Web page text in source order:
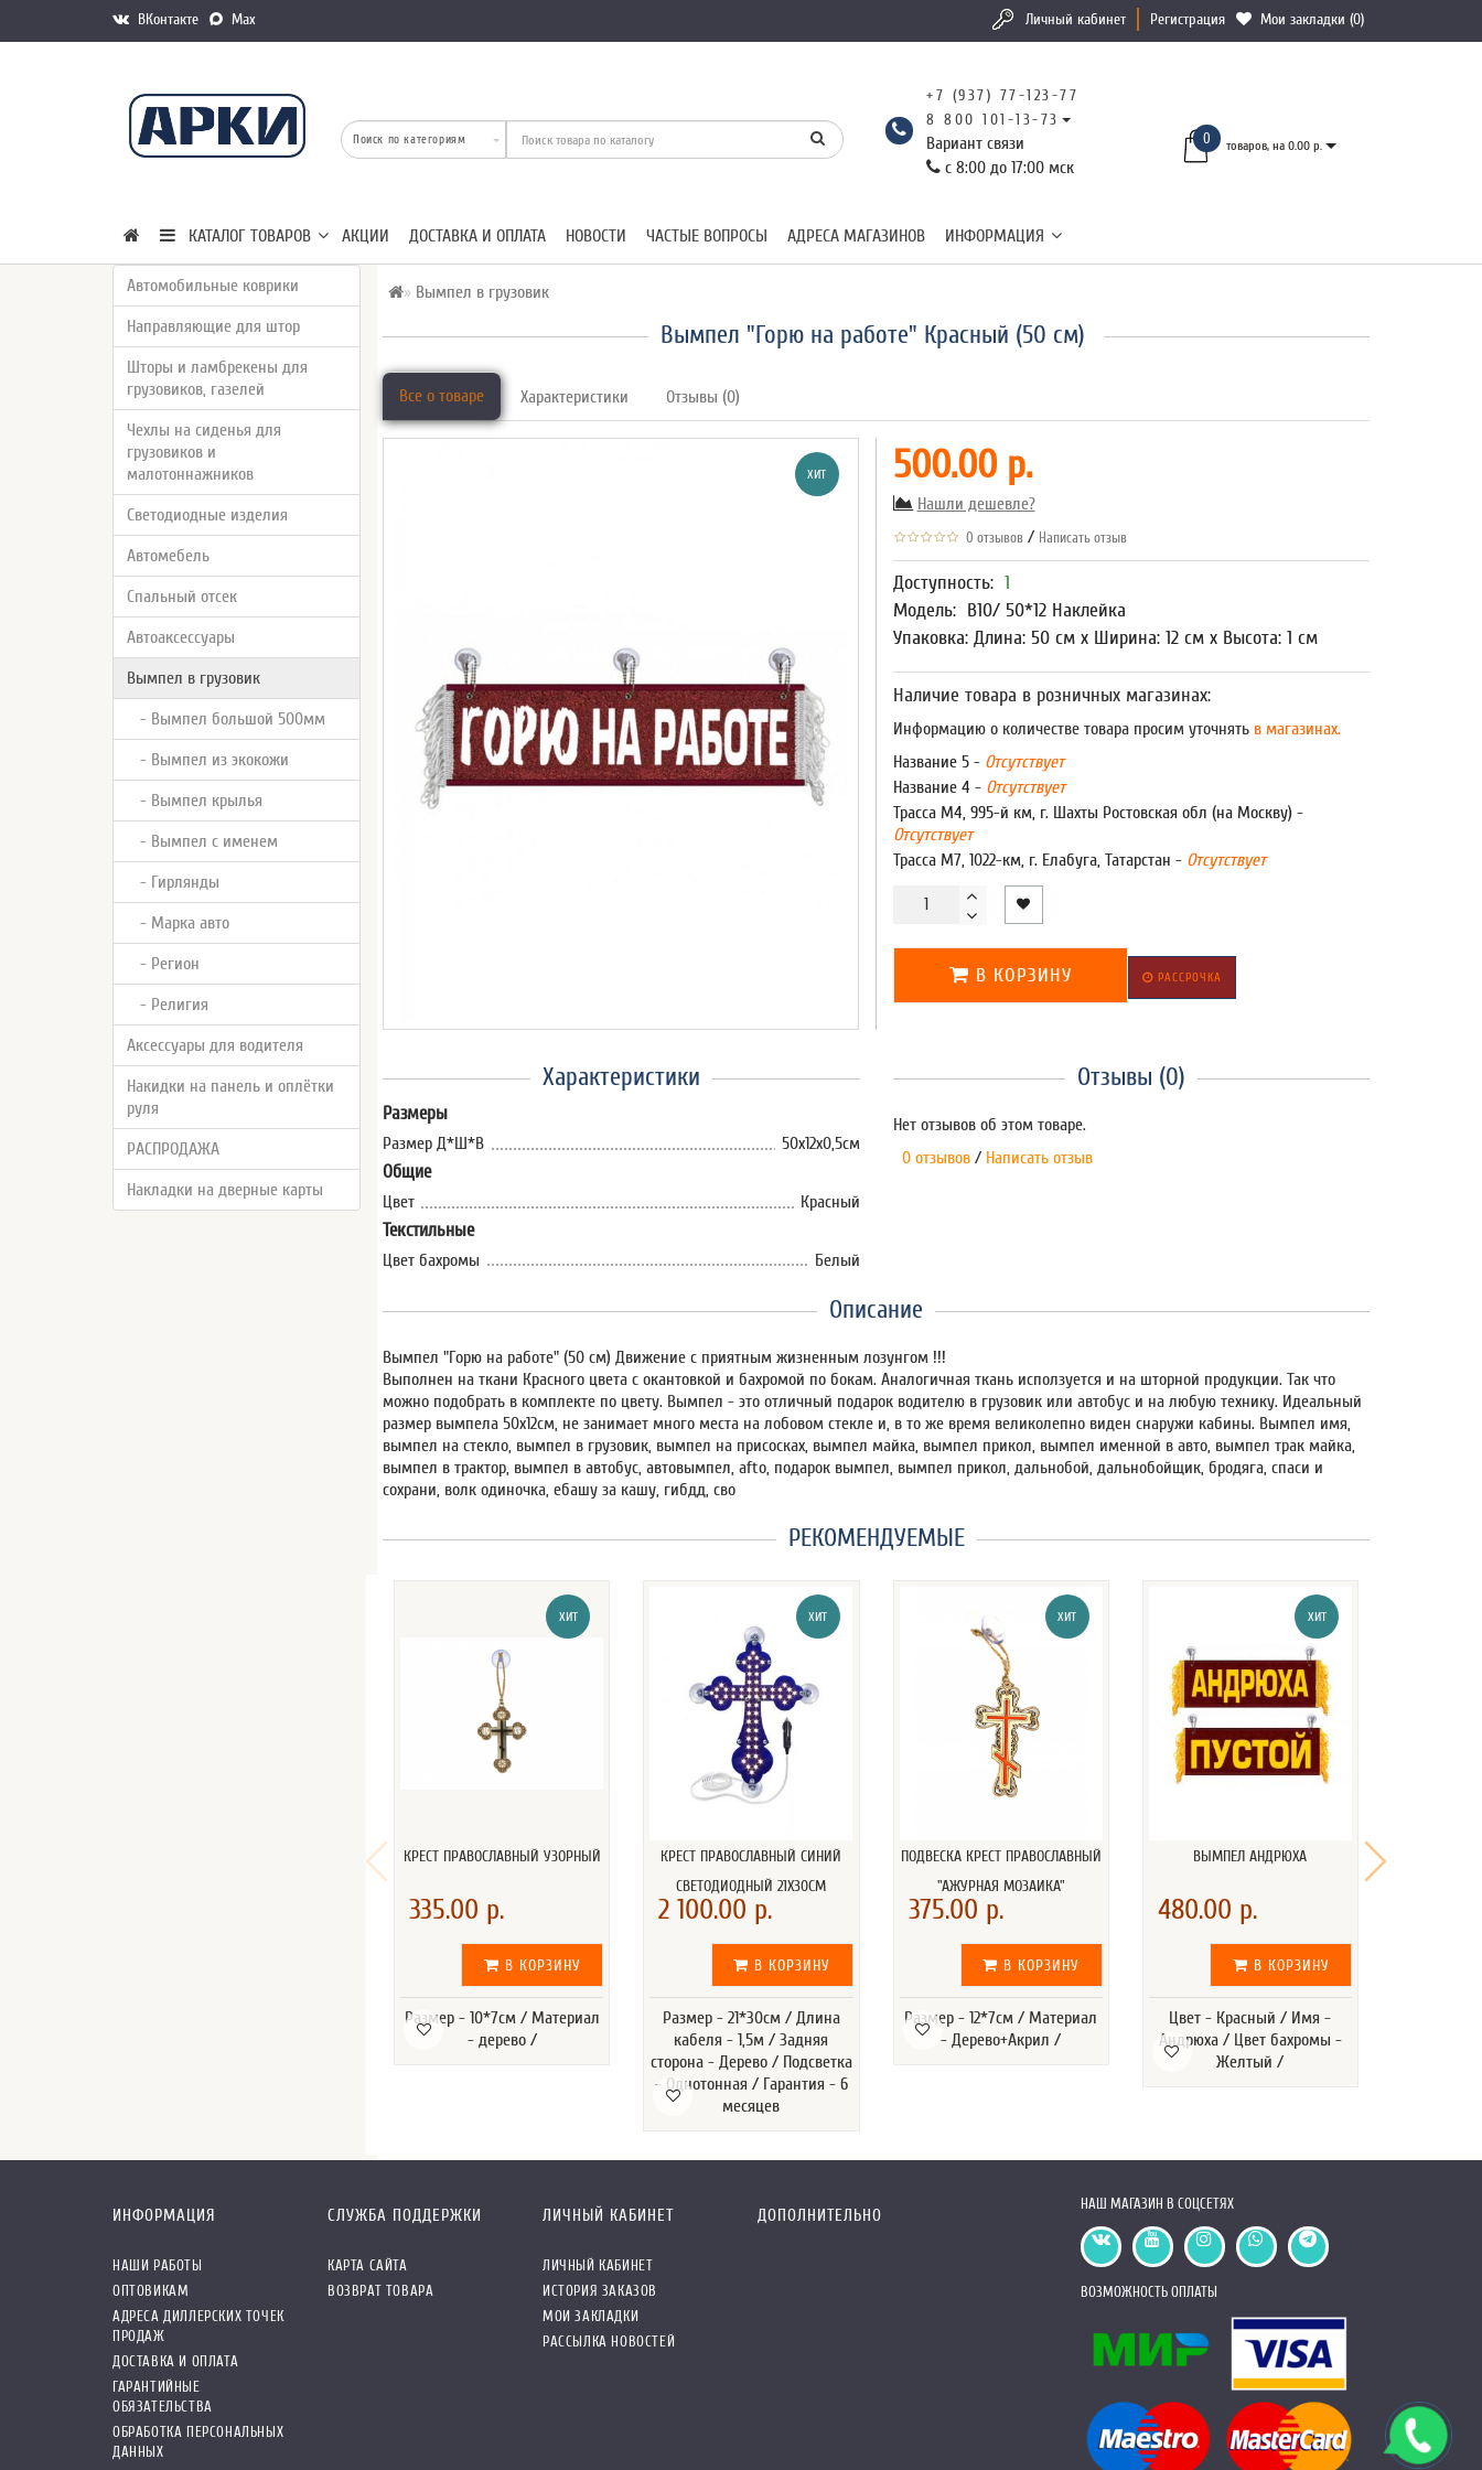
ВКонтакте Max Личный кабинет Регистрация Мои закладки (0)
+7 (937) 77-123-77
8 800 101-13-73
Вариант связи
с 8:00 до 17:00 мск
0 товаров, на 0.00 р.
КАТАЛОГ ТОВАРОВ АКЦИИ ДОСТАВКА И ОПЛАТА НОВОСТИ ЧАСТЫЕ ВОПРОСЫ АДРЕСА МАГАЗИНОВ ИНФОРМАЦИЯ
Автомобильные коврики
Направляющие для штор
Шторы и ламбрекены для
грузовиков, газелей
Чехлы на сиденья для
грузовиков и
малотоннажников
Светодиодные изделия
Автомебель
Спальный отсек
Автоаксессуары
Вымпел в грузовик
- Вымпел большой 500мм
- Вымпел из экокожи
- Вымпел крылья
- Вымпел с именем
- Гирлянды
- Марка авто
- Регион
- Религия
Аксессуары для водителя
Накидки на панель и оплётки
руля
РАСПРОДАЖА
Накладки на дверные карты
Вымпел в грузовик
Вымпел "Горю на работе" Красный (50 см)
Все о товаре Характеристики Отзывы (0)
ХИТ 500.00 р.
Нашли дешевле?
0 отзывов / Написать отзыв
Доступность: 1
Модель: В10/ 50*12 Наклейка
Упаковка: Длина: 50 см x Ширина: 12 см x Высота: 1 см
Наличие товара в розничных магазинах:
Информацию о количестве товара просим уточнятьв магазинах.
Название 5 - Отсутствует
Название 4 - Отсутствует
Трасса М4, 995-й км, г. Шахты Ростовская обл (на Москву) -
Отсутствует
Трасса М7, 1022-км, г. Елабуга, Татарстан - Отсутствует
В КОРЗИНУ РАССРОЧКА
Характеристики
Размеры
Размер Д*Ш*В 50х12х0,5см
Общие
Цвет Красный
Текстильные
Цвет бахромы Белый
Отзывы (0)
Нет отзывов об этом товаре.
0 отзывов / Написать отзыв
Описание
Вымпел "Горю на работе" (50 см) Движение с приятным жизненным лозунгом !!!
Выполнен на ткани Красного цвета с окантовкой и бахромой по бокам. Аналогичная ткань исползуется и на шторной продукции. Так что
можно подобрать в комплекте по цвету. Вымпел - это отличный подарок водителю в грузовик или автобус и на любую технику. Идеальный
размер вымпела 50х12см, не занимает много места на лобовом стекле и, в то же время великолепно виден снаружи кабины. Вымпел имя,
вымпел на стекло, вымпел в грузовик, вымпел на присосках, вымпел майка, вымпел прикол, вымпел именной в авто, вымпел трак майка,
вымпел в трактор, вымпел в автобус, автовымпел, afto, подарок вымпел, вымпел прикол, дальнобой, дальнобойщик, бродяга, спаси и
сохрани, волк одиночка, ебашу за кашу, гибдд, сво
РЕКОМЕНДУЕМЫЕ
ХИТ
КРЕСТ ПРАВОСЛАВНЫЙ УЗОРНЫЙ
335.00 р.
В КОРЗИНУ
Размер - 10*7см / Материал
- дерево /
ХИТ
КРЕСТ ПРАВОСЛАВНЫЙ СИНИЙ
СВЕТОДИОДНЫЙ 21Х30СМ
2 100.00 р.
В КОРЗИНУ
Размер - 21*30см / Длина
кабеля - 1,5м / Задняя
сторона - Дерево / Подсветка
- Однотонная / Гарантия - 6
месяцев
ХИТ
ПОДВЕСКА КРЕСТ ПРАВОСЛАВНЫЙ
"АЖУРНАЯ МОЗАИКА"
375.00 р.
В КОРЗИНУ
Размер - 12*7см / Материал
- Дерево+Акрил /
ХИТ
ВЫМПЕЛ АНДРЮХА
480.00 р.
В КОРЗИНУ
Цвет - Красный / Имя -
Андрюха / Цвет бахромы -
Желтый /
ИНФОРМАЦИЯ
НАШИ РАБОТЫ
ОПТОВИКАМ
АДРЕСА ДИЛЛЕРСКИХ ТОЧЕК
ПРОДАЖ
ДОСТАВКА И ОПЛАТА
ГАРАНТИЙНЫЕ
ОБЯЗАТЕЛЬСТВА
ОБРАБОТКА ПЕРСОНАЛЬНЫХ
ДАННЫХ
СЛУЖБА ПОДДЕРЖКИ
КАРТА САЙТА
ВОЗВРАТ ТОВАРА
ЛИЧНЫЙ КАБИНЕТ
ЛИЧНЫЙ КАБИНЕТ
ИСТОРИЯ ЗАКАЗОВ
МОИ ЗАКЛАДКИ
РАССЫЛКА НОВОСТЕЙ
ДОПОЛНИТЕЛЬНО
НАШ МАГАЗИН В СОЦСЕТЯХ
ВОЗМОЖНОСТЬ ОПЛАТЫ